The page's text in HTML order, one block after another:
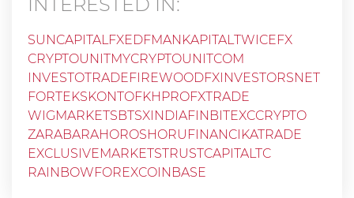
SUNCAPITALFXEDFMANKAPITALTWICEFX
CRYPTOUNITMYCRYPTOUNITCOM
INVESTOTRADEFIREWOODFXINVESTORSNET
FORTEKSKONTOFKH PROFXTRADE
WIGMARKETSBTSXINDIAFINBITEXCCRYPTO
ZARABARAHOROSHORU FINANCIKATRADE
EXCLUSIVEMARKETSTRUSTCAPITALTC
RAINBOWFOREXCOINBASE